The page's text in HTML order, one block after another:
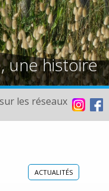
une histoire
les réseaux
ACTUALITÉS